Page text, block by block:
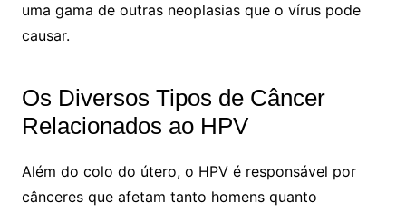
uma gama de outras neoplasias que o vírus pode
causar.
Os Diversos Tipos de Câncer
Relacionados ao HPV
Além do colo do útero, o HPV é responsável por
cânceres que afetam tanto homens quanto